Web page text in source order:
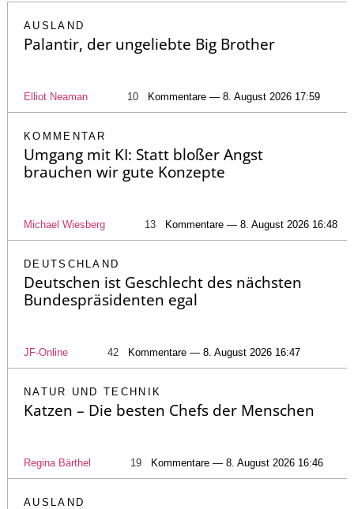
AUSLAND
Palantir, der ungeliebte Big Brother
Elliot Neaman 10 Kommentare — 8. August 2026 17:59
KOMMENTAR
Umgang mit KI: Statt bloßer Angst
brauchen wir gute Konzepte
Michael Wiesberg 13 Kommentare — 8. August 2026 16:48
DEUTSCHLAND
Deutschen ist Geschlecht des nächsten
Bundespräsidenten egal
JF-Online 42 Kommentare — 8. August 2026 16:47
NATUR UND TECHNIK
Katzen – Die besten Chefs der Menschen
Regina Bärthel 19 Kommentare — 8. August 2026 16:46
AUSLAND